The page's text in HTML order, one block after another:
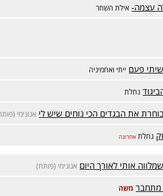
עצמה- אילת השחר
פעם ייתי ואחמיניה
נחלת
את הבגדים הכי נוחים שיש לי אנונימי
נחלת אחרונה
אותי לאורך היום אנונימי (פותח)
מתחבר משה